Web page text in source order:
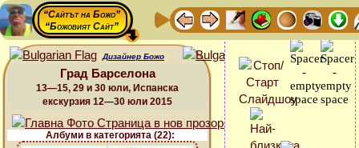
“Сайтът на Божо”
“Божовият Сайт”
Дизайнер Божо
Град Барселона
13—15, 29 и 30 юли, Испанска
екскурзия 12—30 юли 2015
Албуми в категорията (22):